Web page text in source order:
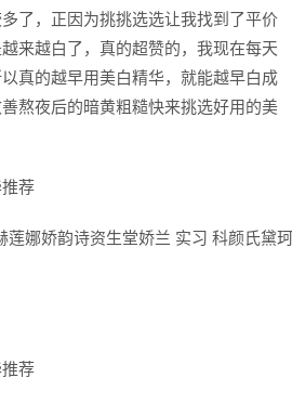
了，正因为挑挑选选让我找到了平价
来越白了，真的超赞的，我现在每天
真的越早用美白精华，就能越早白成
熬夜后的暗黄粗糙快来挑选好用的美
娜娇韵诗资生堂娇兰 实习 科颜氏黛珂